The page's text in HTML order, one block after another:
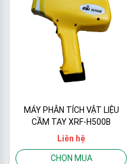
MÁY PHÂN TÍCH VẬT LIỆU
CẦM TAY XRF-H500B
Liên hệ
CHỌN MUA